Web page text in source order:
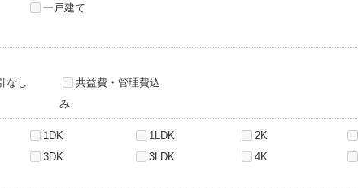
一戸建て
なし
共益費・管理費込
み
1DK 1LDK 2K
3DK 3LDK 4K